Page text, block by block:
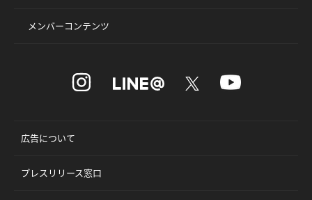
メンバーコンテンツ
広告について
プレスリリース窓口